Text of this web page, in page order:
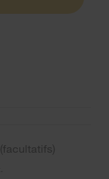
(facultatifs)